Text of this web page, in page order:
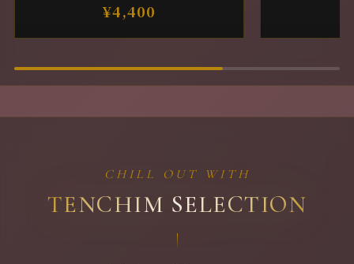
¥4,400
CHILL OUT WITH
TENCHIM SELECTION